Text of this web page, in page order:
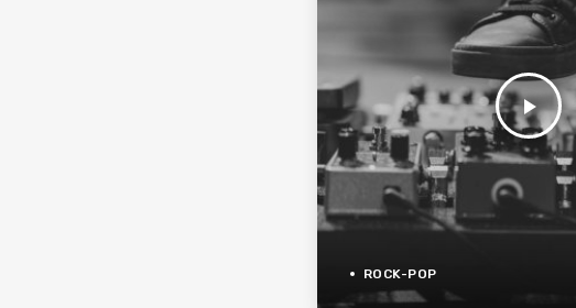
play_arrow
ROCK-POP